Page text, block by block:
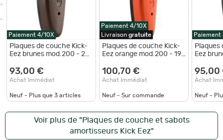
Paiement 4/10X
Plaques de couche Kick-
Eez brunes mod.200 - 28
93,00 €
Achat Immédiat
Neuf - Plus que 3 articles
Paiement 4/10X
Livraison gratuite
Plaques de couche Kick-
Eez orange mod.200 - 19
Mod.200
100,70 €
Achat Immédiat
Neuf - Sur commande
Paiement
Plaques
Eez
95,00
Achat
Neuf -
Voir plus de "Plaques de couche et sabots
amortisseurs Kick Eez"